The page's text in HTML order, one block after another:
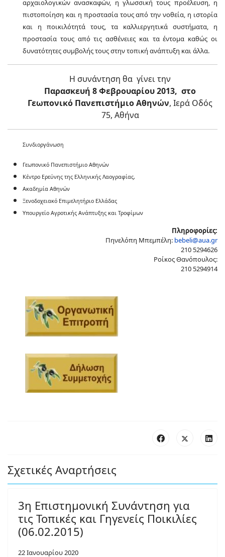
αρχαιολογικών ανασκαφών, η γλωσσική τους προέλευση, η
πιστοποίηση και η προστασία τους από την νοθεία, η ιστορία
και η ποικιλότητά τους, τα καλλιεργητικά συστήματα, η
προστασία τους από τις ασθένειες και τα έντομα καθώς οι
δυνατότητες συμβολής τους στην τοπική ανάπτυξη και άλλα.
Η συνάντηση θα γίνει την
Παρασκευή 8 Φεβρουαρίου 2013, στο
Γεωπονικό Πανεπιστήμιο Αθηνών, Ιερά Οδός
75, Αθήνα
Συνδιοργάνωση
Γεωπονικό Πανεπιστήμιο Αθηνών
Κέντρο Ερεύνης της Ελληνικής Λαογραφίας,
Ακαδημία Αθηνών
Ξενοδοχειακό Επιμελητήριο Ελλάδας
Υπουργείο Αγροτικής Ανάπτυξης και Τροφίμων
Πληροφορίες:
Πηνελόπη Μπεμπέλη: bebeli@aua.gr
210 5294626
Ροίκος Θανόπουλος:
210 5294914
Σχετικές Αναρτήσεις
3η Επιστημονική Συνάντηση για
τις Τοπικές και Γηγενείς Ποικιλίες
(06.02.2015)
22 Ιανουαρίου 2020